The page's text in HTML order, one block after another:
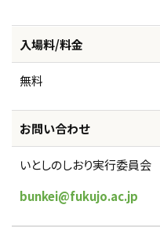
入場料/料金
無料
お問い合わせ
いとしのしおり実行委員会
bunkei@fukujo.ac.jp